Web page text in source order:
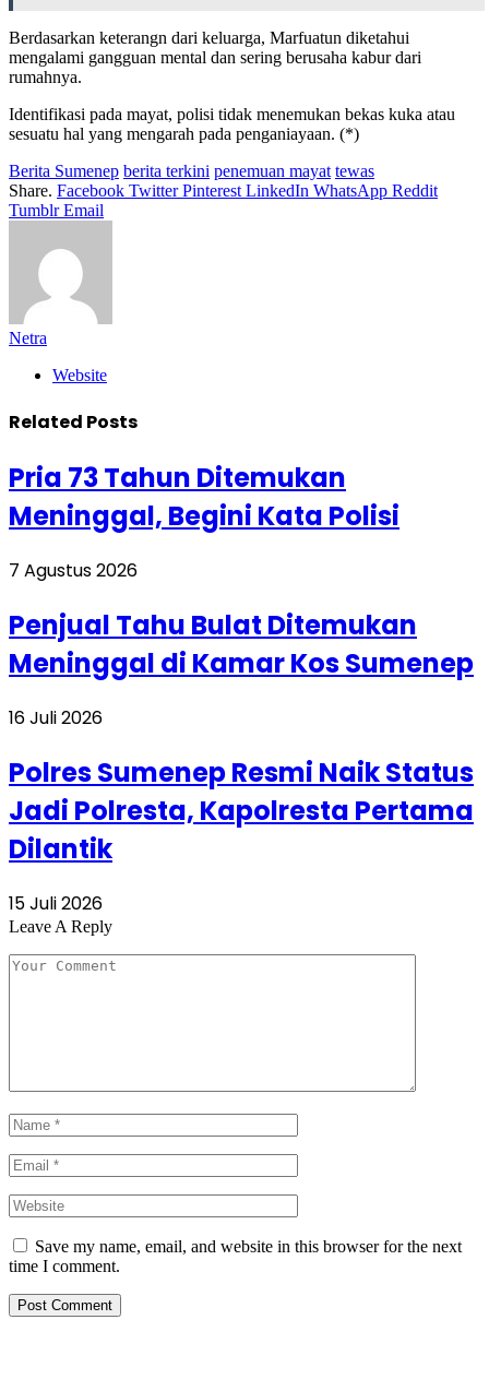
Berdasarkan keterangn dari keluarga, Marfuatun diketahui
mengalami gangguan mental dan sering berusaha kabur dari
rumahnya.
Identifikasi pada mayat, polisi tidak menemukan bekas kuka atau
sesuatu hal yang mengarah pada penganiayaan. (*)
Berita Sumenep berita terkini penemuan mayat tewas
Share. Facebook Twitter Pinterest LinkedIn WhatsApp Reddit
Tumblr Email
Netra
Website
Related Posts
Pria 73 Tahun Ditemukan
Meninggal, Begini Kata Polisi
7 Agustus 2026
Penjual Tahu Bulat Ditemukan
Meninggal di Kamar Kos Sumenep
16 Juli 2026
Polres Sumenep Resmi Naik Status
Jadi Polresta, Kapolresta Pertama
Dilantik
15 Juli 2026
Leave A Reply
Save my name, email, and website in this browser for the next
time I comment.